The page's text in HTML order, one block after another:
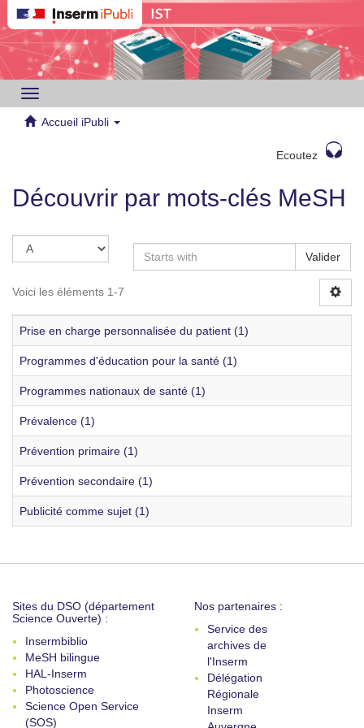
Toggle
navigation
Accueil iPubli
Ecoutez
Découvrir par mots-clés MeSH
Valider
Voici les éléments 1-7
Prise en charge personnalisée du patient (1)
Programmes d'éducation pour la santé (1)
Programmes nationaux de santé (1)
Prévalence (1)
Prévention primaire (1)
Prévention secondaire (1)
Publicité comme sujet (1)
Sites du DSO (département
Science Ouverte) :
Insermbiblio
MeSH bilingue
HAL-Inserm
Photoscience
Science Open Service
(SOS)
Nos partenaires :
Service des
archives de
l'Inserm
Délégation
Régionale
Inserm